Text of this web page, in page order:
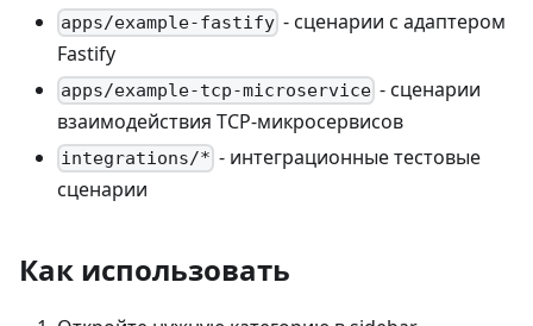
apps/example-fastify - сценарии с адаптером
Fastify
apps/example-tcp-microservice - сценарии
взаимодействия TCP-микросервисов
integrations/* - интеграционные тестовые
сценарии
Как использовать